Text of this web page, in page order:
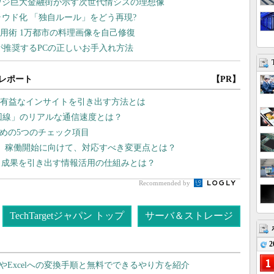
ポート 【PR】
益なインサイトを引き出す方法とは
」のリアルな通信速度とは？
の5つのチェック項目
働開始に向けて、対応すべき変更点とは？
果を引き出す情報活用の仕組みとは？
Recommended by
TechTargetジャパン トップ サーバ＆ストレージ
Excelへの変換手順と無料でできるやり方を紹介